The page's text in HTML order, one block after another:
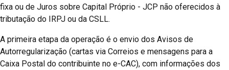
fixa ou de Juros sobre Capital Próprio - JCP não oferecidos à
tributação do IRPJ ou da CSLL.
A primeira etapa da operação é o envio dos Avisos de
Autorregularização (cartas via Correios e mensagens para a
Caixa Postal do contribuinte no e-CAC), com informações dos